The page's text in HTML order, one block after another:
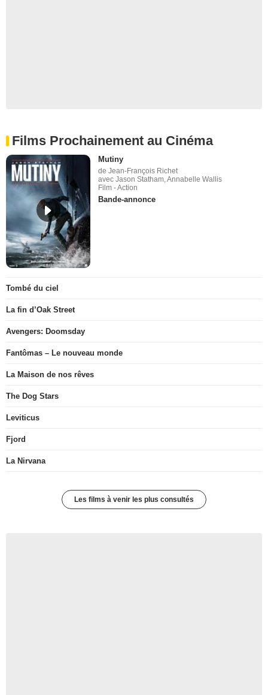
Films Prochainement au Cinéma
Mutiny
de Jean-François Richet
avec Jason Statham, Annabelle Wallis
Film - Action
Bande-annonce
Tombé du ciel
La fin d’Oak Street
Avengers: Doomsday
Fantômas – Le nouveau monde
La Maison de nos rêves
The Dog Stars
Leviticus
Fjord
La Nirvana
Les films à venir les plus consultés